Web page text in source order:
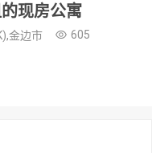
现房公寓
金边市 605